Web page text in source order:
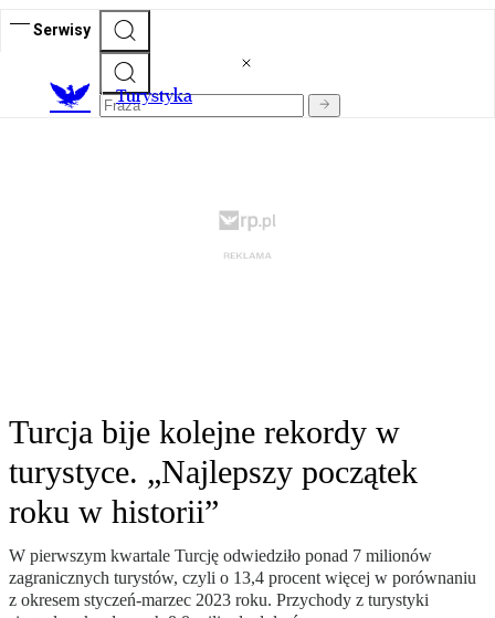
Serwisy
Turystyka
Turcja bije kolejne rekordy w
turystyce. „Najlepszy początek
roku w historii”
W pierwszym kwartale Turcję odwiedziło ponad 7 milionów
zagranicznych turystów, czyli o 13,4 procent więcej w porównaniu
z okresem styczeń-marzec 2023 roku. Przychody z turystyki